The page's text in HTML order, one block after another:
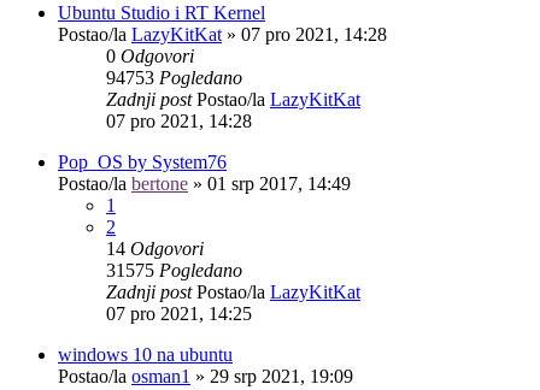
Ubuntu Studio i RT Kernel
Postao/la LazyKitKat » 07 pro 2021, 14:28
0 Odgovori
94753 Pogledano
Zadnji postPostao/la LazyKitKat
07 pro 2021, 14:28
Pop_OS by System76
Postao/la bertone » 01 srp 2017, 14:49
1
2
14 Odgovori
31575 Pogledano
Zadnji postPostao/la LazyKitKat
07 pro 2021, 14:25
windows 10 na ubuntu
Postao/la osman1 » 29 srp 2021, 19:09